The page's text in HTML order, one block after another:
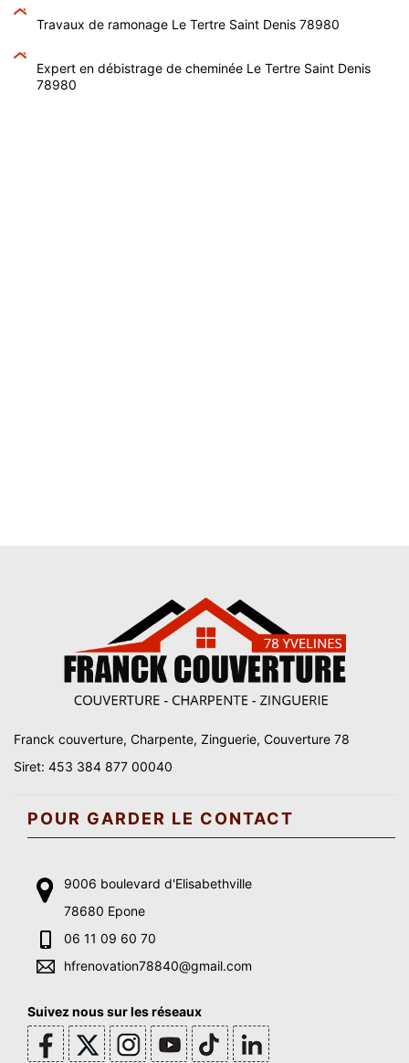
Travaux de ramonage Le Tertre Saint Denis 78980
Expert en débistrage de cheminée Le Tertre Saint Denis
78980
Franck couverture, Charpente, Zinguerie, Couverture 78
Siret: 453 384 877 00040
POUR GARDER LE CONTACT
9006 boulevard d'Elisabethville
78680 Epone
06 11 09 60 70
hfrenovation78840@gmail.com
Suivez nous sur les réseaux